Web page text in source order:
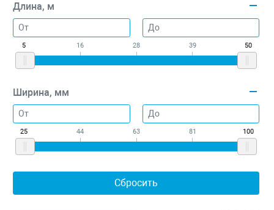
Длина, м
5 16 28 39 50
Ширина, мм
25 44 63 81 100